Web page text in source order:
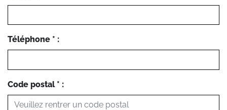
Téléphone * :
Code postal * :